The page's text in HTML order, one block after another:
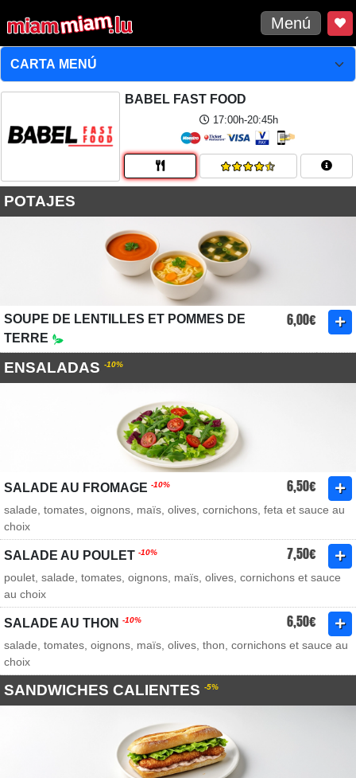
Menú
BABEL FAST FOOD
17:00h-20:45h
POTAJES
SOUPE DE LENTILLES ET POMMES DE
TERRE
6,00€
ENSALADAS -10%
SALADE AU FROMAGE -10% 6,50€
salade, tomates, oignons, maïs, olives, cornichons, feta et sauce au
choix
SALADE AU POULET -10% 7,50€
poulet, salade, tomates, oignons, maïs, olives, cornichons et sauce
au choix
SALADE AU THON -10% 6,50€
salade, tomates, oignons, maïs, olives, thon, cornichons et sauce au
choix
SANDWICHES CALIENTES -5%